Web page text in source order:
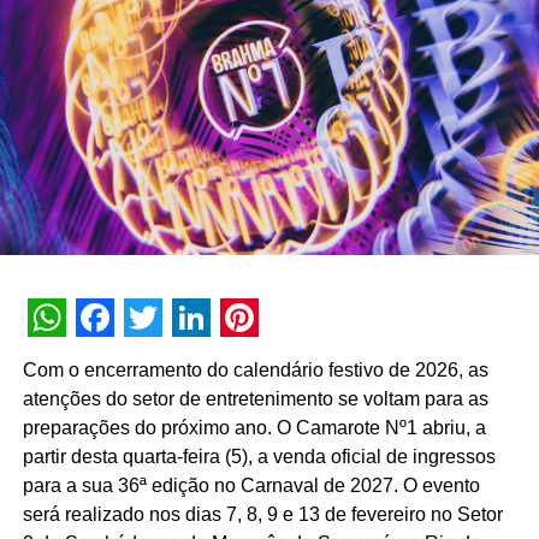
mas também nos maiores jogos do mundo.
“Ver que nenhuma jogadora brasileira pode ser
encontrada nos games, é um reflexo dessa falta de
representatividade do esporte. Queremos que as pessoas
possam encontrar suas jogadoras preferidas nos jogos. E
o #BotaElasnoJogo não para por aqui. Vamos seguir com
iniciativas para fazer esse movimento crescer ainda
mais”, conta Giuliana Cittadino, gerente de marketing de
TÓPICOS RELACIONADOS: DESTAQUE
A SEGUIR
Empresa opta em usar aspectos divertidos para
se posicionar no mercado
NÃO PERCA
A Moça da Nestlé ganha vida em versão
humanizada
WhatsApp
Facebook
Twitter
LinkedIn
Pinterest
Com o encerramento do calendário festivo de 2026, as
atenções do setor de entretenimento se voltam para as
preparações do próximo ano. O Camarote Nº1 abriu, a
partir desta quarta-feira (5), a venda oficial de ingressos
para a sua 36ª edição no Carnaval de 2027. O evento
será realizado nos dias 7, 8, 9 e 13 de fevereiro no Setor